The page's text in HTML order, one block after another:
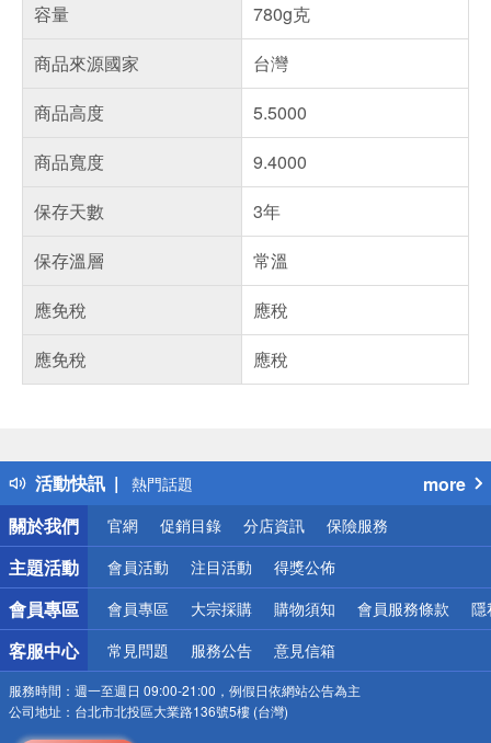
容量
780g克
商品來源國家
台灣
商品高度
5.5000
商品寬度
9.4000
保存天數
3年
保存溫層
常溫
應免稅
應稅
應免稅
應稅
活動快訊
得獎公告
熱門話題
銀行優惠
偏遠地區配送
詐騙網頁！請小心！
more
關於我們
官網 促銷目錄 分店資訊 保險服務
主題活動 會員活動 注目活動 得獎公佈
會員專區 會員專區 大宗採購 購物須知 會員服務條款 隱
客服中心 常見問題 服務公告 意見信箱
服務時間： 週一至週日 09:00-21:00，例假日依網站公告為主
公司地址： 台北市北投區大業路136號5樓 (台灣)